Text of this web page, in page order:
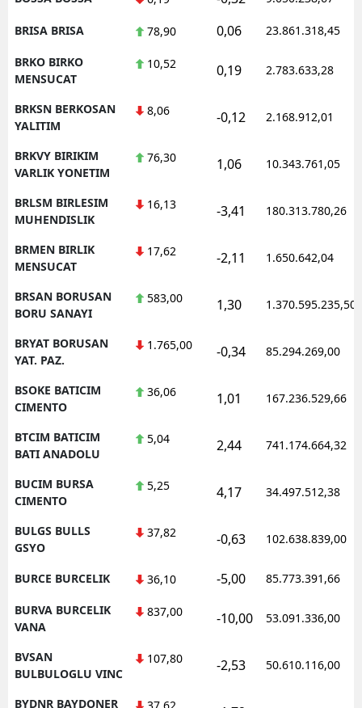
BRISA BRISA 78,90 0,06 23.861.318,45
BRKO BIRKO
MENSUCAT
10,52 0,19 2.783.633,28
BRKSN BERKOSAN
YALITIM
8,06 -0,12 2.168.912,01
BRKVY BIRIKIM
VARLIK YONETIM
76,30 1,06 10.343.761,05
BRLSM BIRLESIM
MUHENDISLIK
16,13 -3,41 180.313.780,26
BRMEN BIRLIK
MENSUCAT
17,62 -2,11 1.650.642,04
BRSAN BORUSAN
BORU SANAYI
583,00 1,30 1.370.595.235,50
BRYAT BORUSAN
YAT. PAZ.
1.765,00 -0,34 85.294.269,00
BSOKE BATICIM
CIMENTO
36,06 1,01 167.236.529,66
BTCIM BATICIM
BATI ANADOLU
5,04 2,44 741.174.664,32
BUCIM BURSA
CIMENTO
5,25 4,17 34.497.512,38
BULGS BULLS
GSYO
37,82 -0,63 102.638.839,00
BURCE BURCELIK 36,10 -5,00 85.773.391,66
BURVA BURCELIK
VANA
837,00 -10,00 53.091.336,00
BVSAN
BULBULOGLU VINC
107,80 -2,53 50.610.116,00
BYDNR BAYDONER 37,62